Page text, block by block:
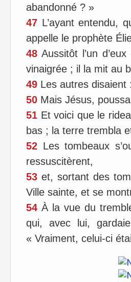
abandonné ? »
47 L’ayant entendu,
appelle le prophète
48 Aussitôt l’un
vinaigrée ; il la mit au
49 Les autres disaient
50 Mais Jésus,
51 Et voici que le
bas ; la terre trembla
52 Les tombeaux
ressuscitèrent,
53 et, sortant des
Ville sainte, et se
54 À la vue du
qui, avec lui,
« Vraiment, celui-ci